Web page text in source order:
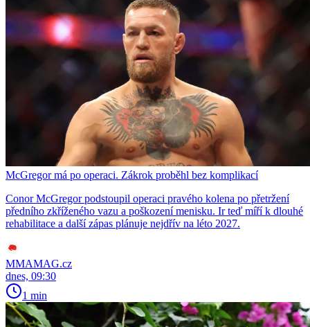
McGregor má po operaci. Zákrok proběhl bez komplikací
Conor McGregor podstoupil operaci pravého kolena po přetržení
předního zkříženého vazu a poškození menisku. Ir teď míří k dlouhé
rehabilitace a další zápas plánuje nejdřív na léto 2027.
MMAMAG.cz
dnes, 09:30
1 min